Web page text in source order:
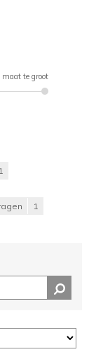
maat te groot
1
1